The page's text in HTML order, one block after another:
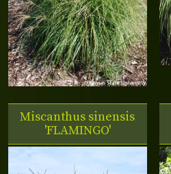
Miscanthus sinensis
'FLAMINGO'